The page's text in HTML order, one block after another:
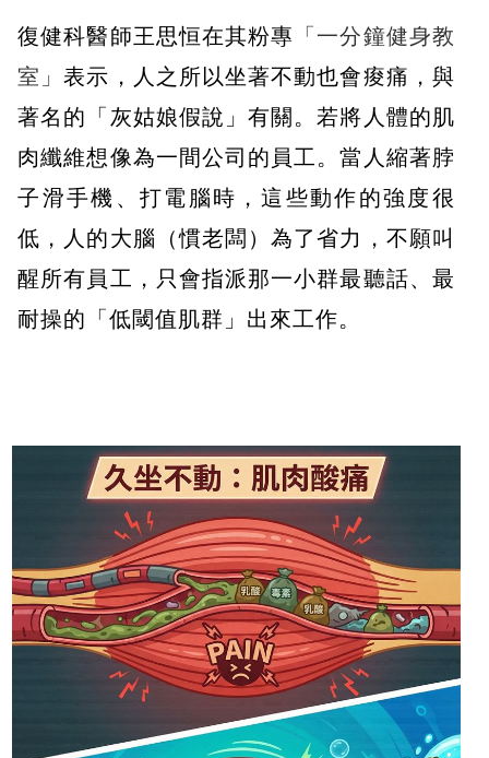
復健科醫師王思恒在其粉專 「一分鐘健身教
室」表示，人之所以坐著不動也會痠痛，與
著名的「灰姑娘假說」有關。若將人體的肌
肉纖維想像為一間公司的員工。當人縮著脖
子滑手機、打電腦時，這些動作的強度很
低，人的大腦（慣老闆）為了省力，不願叫
醒所有員工，只會指派那一小群最聽話、最
耐操的「低閾值肌群」出來工作。